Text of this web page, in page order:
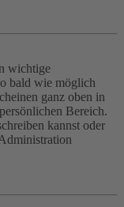
wichtige
bald wie möglich
ganz oben in
Bereich.
kannst oder